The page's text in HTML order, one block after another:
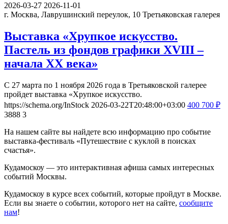
2026-03-27 2026-11-01
г. Москва, Лаврушинский переулок, 10 Третьяковская галерея
Выставка «Хрупкое искусство.
Пастель из фондов графики XVIII –
начала XX века»
С 27 марта по 1 ноября 2026 года в Третьяковской галерее
пройдет выставка «Хрупкое искусство.
https://schema.org/InStock 2026-03-22T20:48:00+03:00 400 700 ₽
3888 3
На нашем сайте вы найдете всю информацию про событие
выставка-фестиваль «Путешествие с куклой в поисках
счастья».
Кудамоскоу — это интерактивная афиша самых интересных
событий Москвы.
Кудамоскоу в курсе всех событий, которые пройдут в Москве.
Если вы знаете о событии, которого нет на сайте, сообщите
нам!